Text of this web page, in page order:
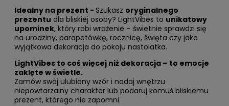
Idealny na prezent - Szukasz oryginalnego
prezentu dla bliskiej osoby? LightVibes to unikatowy
upominek, który robi wrażenie – świetnie sprawdzi się
na urodziny, parapetówkę, rocznicę, święta czy jako
wyjątkowa dekoracja do pokoju nastolatka.
LightVibes to coś więcej niż dekoracja – to emocje
zaklęte w świetle.
Zamów swój ulubiony wzór i nadaj wnętrzu
niepowtarzalny charakter lub podaruj komuś bliskiemu
prezent, którego nie zapomni.